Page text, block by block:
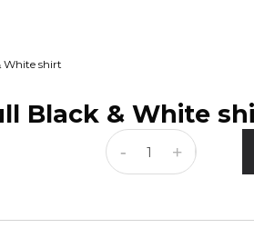
White shirt
Black & White